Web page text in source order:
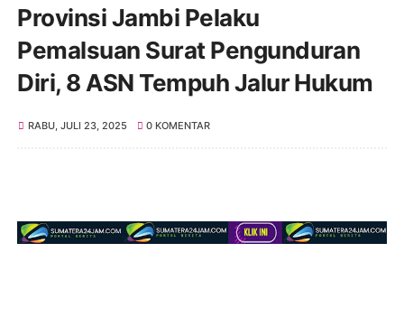
Provinsi Jambi Pelaku
Pemalsuan Surat Pengunduran
Diri, 8 ASN Tempuh Jalur Hukum
RABU, JULI 23, 2025 0 KOMENTAR